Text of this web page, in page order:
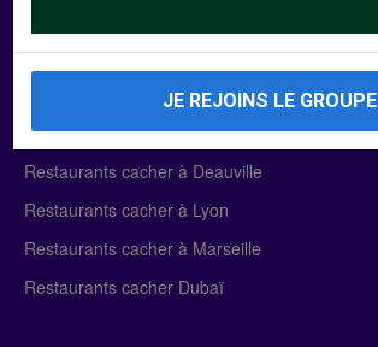
Manger Cacher
Liste des restaurants cacher
Restaurants cacher à Paris
Restaurants cacher à Deauville
Restaurants cacher à Lyon
Restaurants cacher à Marseille
Restaurants cacher Dubaï
JE REJOINS LE GROUPE